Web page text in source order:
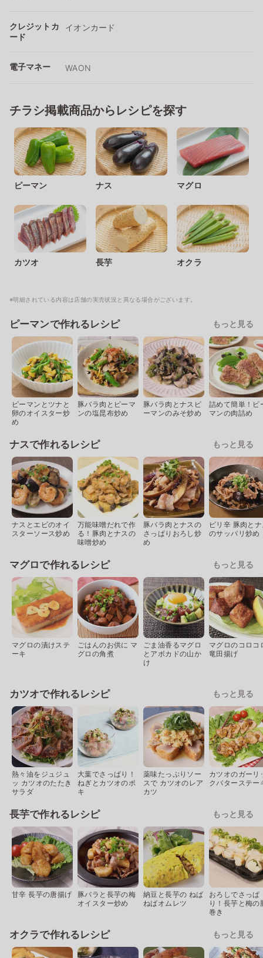
クレジットカ
ード
イオンカード
電子マネー WAON
チラシ掲載商品からレシピを探す
ピーマン ナス マグロ
カツオ 長芋 オクラ
※明細されている内容は店舗の実売状況と異なる場合がございます。
ピーマンで作れるレシピ もっと見る
ピーマンとツナと
卵のオイスター炒
め
豚バラ肉とピーマ
ンの塩昆布炒め
豚バラ肉とナスピ
ーマンのみそ炒め
詰めて簡単！ピ
マンの肉詰め
ナスで作れるレシピ もっと見る
ナスとエビのオイ
スターソース炒め
万能味噌だれで作
る！豚肉とナスの
味噌炒め
豚バラ肉とナスの
さっぱりおろし炒
め
ピリ辛 豚肉と
のサッパリ炒め
マグロで作れるレシピ もっと見る
マグロの漬けステ
ーキ
ごはんのお供に マ
グロの角煮
ごま油香るマグロ
とアボカドの山か
け
マグロのコロコ
竜田揚げ
カツオで作れるレシピ もっと見る
熱々油をジュジュ
ッ カツオのたたき
サラダ
大葉でさっぱり！
ねぎとカツオのポ
キ
薬味たっぷりソー
スで カツオのレア
カツ
カツオのガーリ
クバターステー
長芋で作れるレシピ もっと見る
甘辛 長芋の唐揚げ
豚バラと長芋の梅
オイスター炒め
納豆と長芋の ねば
ねばオムレツ
おろしでさっぱ
り！長芋と梅の
巻き
オクラで作れるレシピ もっと見る